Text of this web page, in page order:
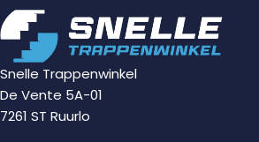
Snelle Trappenwinkel
De Vente 5A-01
7261 ST Ruurlo